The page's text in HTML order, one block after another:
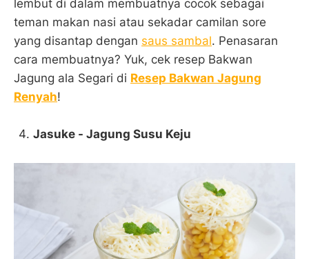
lembut di dalam membuatnya cocok sebagai
teman makan nasi atau sekadar camilan sore
yang disantap dengan saus sambal. Penasaran
cara membuatnya? Yuk, cek resep Bakwan
Jagung ala Segari di Resep Bakwan Jagung
Renyah!
Jasuke - Jagung Susu Keju